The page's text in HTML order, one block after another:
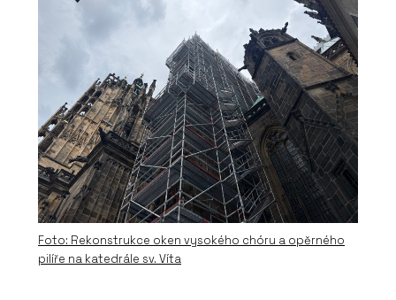
Foto: Rekonstrukce oken vysokého chóru a opěrného
pilíře na katedrále sv. Víta